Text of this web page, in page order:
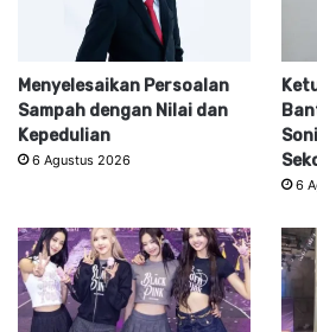
Menyelesaikan Persoalan
Sampah dengan Nilai dan
Kepedulian
6 Agustus 2026
6